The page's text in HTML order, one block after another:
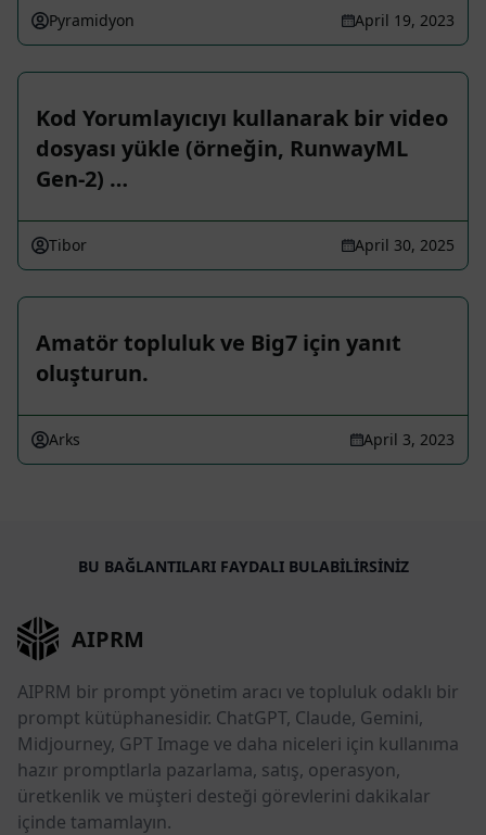
Pyramidyon April 19, 2023
Kod Yorumlayıcıyı kullanarak bir video
dosyası yükle (örneğin, RunwayML
Gen-2) …
Tibor April 30, 2025
Amatör topluluk ve Big7 için yanıt
oluşturun.
Arks April 3, 2023
BU BAĞLANTILARI FAYDALI BULABILIRSINIZ
AIPRM
AIPRM bir prompt yönetim aracı ve topluluk odaklı bir
prompt kütüphanesidir. ChatGPT, Claude, Gemini,
Midjourney, GPT Image ve daha niceleri için kullanıma
hazır promptlarla pazarlama, satış, operasyon,
üretkenlik ve müşteri desteği görevlerini dakikalar
içinde tamamlayın.